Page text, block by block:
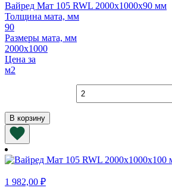
Вайред Мат 105 RWL 2000х1000х90 мм
Толщина мата, мм
90
Размеры мата, мм
2000х1000
Цена за
м2
Количество
товара
мм
В корзину
1 982,00 ₽